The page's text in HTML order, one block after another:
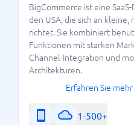
BigCommerce ist eine
den USA, die sich an
richtet. Sie kombiniert
Funktionen mit starken
Channel-Integration und
Architekturen.
Erfahren Sie
1-500+